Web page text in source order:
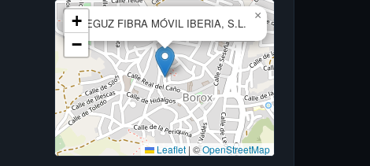
TEGUZ FIBRA MÓVIL IBERIA, S.L.
×
+
−
Leaflet | ©OpenStreetMap